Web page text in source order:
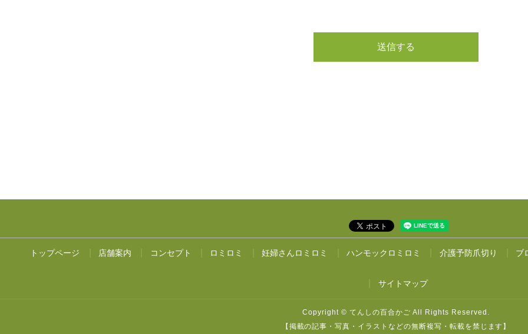
トップページ 店舗案内 コンセプト ロミロミ 妊婦さんロミロミ ハンモックロミロミ 介護予防爪切り ブ
サイトマップ
Copyright © てんしの百合かご All Rights Reserved.
【掲載の記事・写真・イラストなどの無断複写・転載を禁じます】